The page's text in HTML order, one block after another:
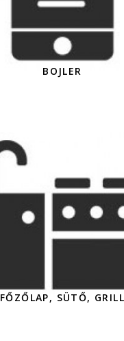
BOJLER
FŐZŐLAP, SÜTŐ, GRILL